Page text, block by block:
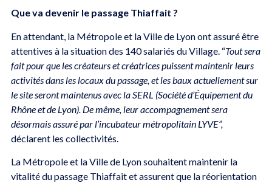
Que va devenir le passage Thiaffait ?
En attendant, la Métropole et la Ville de Lyon ont assuré être
attentives à la situation des 140 salariés du Village. “Tout sera
fait pour que les créateurs et créatrices puissent maintenir leurs
activités dans les locaux du passage, et les baux actuellement sur
le site seront maintenus avec la SERL (Société d’Équipement du
Rhône et de Lyon). De même, leur accompagnement sera
désormais assuré par l’incubateur métropolitain LYVE”,
déclarent les collectivités.
La Métropole et la Ville de Lyon souhaitent maintenir la
vitalité du passage Thiaffait et assurent que la réorientation